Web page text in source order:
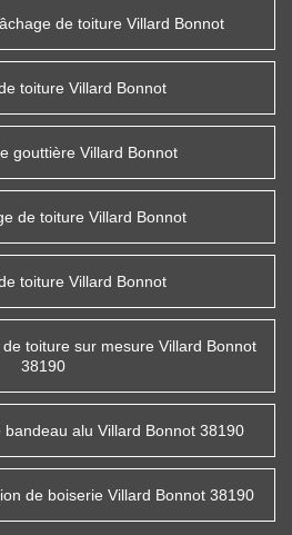
de toiture Villard Bonnot
toiture Villard Bonnot
gouttière Villard Bonnot
de toiture Villard Bonnot
toiture Villard Bonnot
toiture sur mesure Villard Bonnot
38190
bandeau alu Villard Bonnot 38190
de boiserie Villard Bonnot 38190